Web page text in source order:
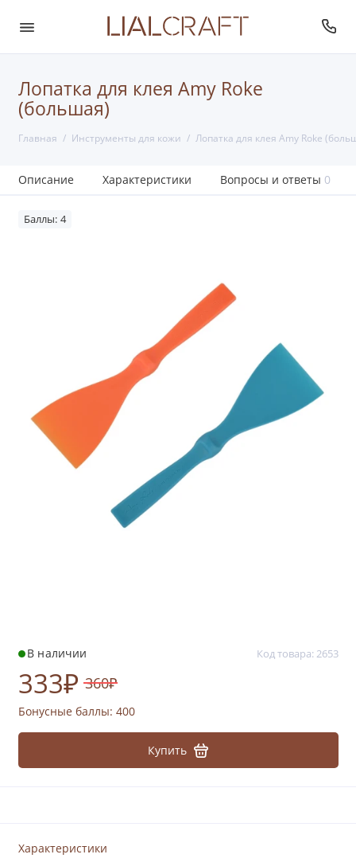
Лопатка для клея Amy Roke
(большая)
Главная Инструменты для кожи Лопатка для клея Amy Roke
Описание Характеристики Вопросы и ответы 0
Баллы: 4
В наличии Код товара: 2653
333₽ 360₽
Бонусные баллы: 400
Купить
Характеристики